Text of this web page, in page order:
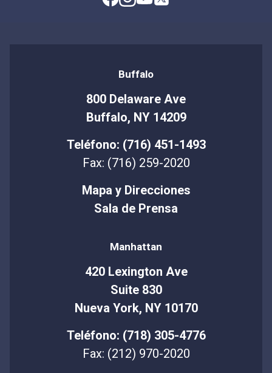
Buffalo
800 Delaware Ave
Buffalo, NY 14209
Teléfono: (716) 451-1493
Fax: (716) 259-2020
Mapa y Direcciones
Sala de Prensa
Manhattan
420 Lexington Ave
Suite 830
Nueva York, NY 10170
Teléfono: (718) 305-4776
Fax: (212) 970-2020